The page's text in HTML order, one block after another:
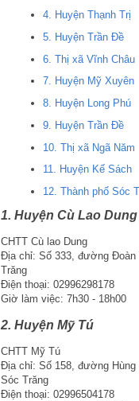
4. Huyện Thạnh Trị
5. Huyện Trần Đề
6. Thị xã Vĩnh Châu
7. Huyện Mỹ Xuyên
8. Huyện Long Phú
9. Huyện Trần Đề
10. Thị xã Ngã Năm
11. Huyện Kế Sách
12. Thành phố Sóc
1. Huyện Cù Lao Dung
CHTT Cù lao Dung
Địa chỉ: Số 333, đường Đoàn
Trăng
Điện thoại: 02996298178
Giờ làm việc: 7h30 - 18h00
2. Huyện Mỹ Tú
CHTT Mỹ Tú
Địa chỉ: Số 158, đường
Sóc Trăng
Điện thoại: 02996504178